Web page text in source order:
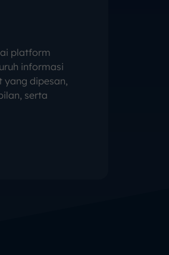
platform
informasi
yang dipesan,
serta